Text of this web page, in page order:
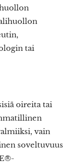
tai
oireita tai
vain
soveltuvuus